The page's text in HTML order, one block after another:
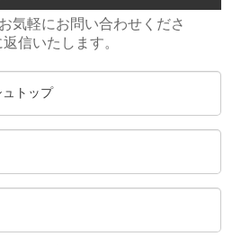
気軽にお問い合わせくださ
信いたします。